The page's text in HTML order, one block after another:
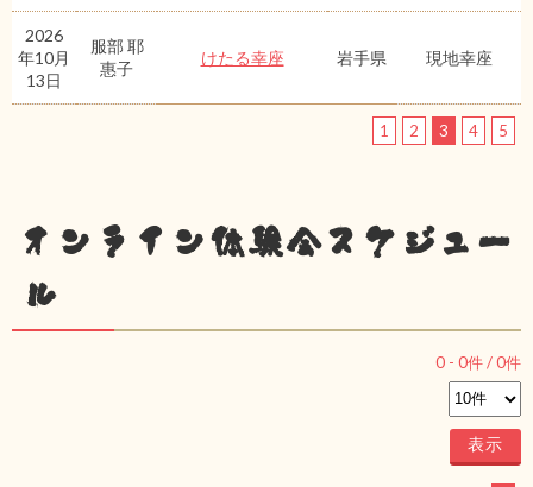
2026
年10月
13日
服部 耶
惠子
けたる幸座 岩手県 現地幸座
1 2 3 4 5
オンライン体験会スケジュー
ル
0 - 0件 /0件